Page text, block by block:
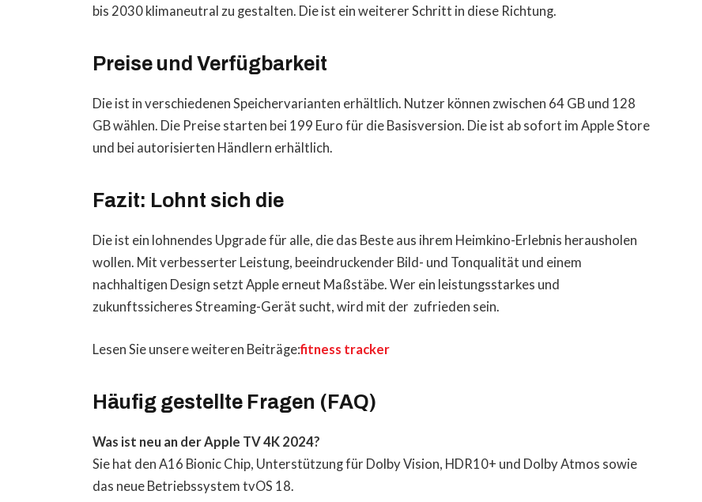
bis 2030 klimaneutral zu gestalten. Die ist ein weiterer Schritt in diese Richtung.
Preise und Verfügbarkeit
Die ist in verschiedenen Speichervarianten erhältlich. Nutzer können zwischen 64 GB und 128
GB wählen. Die Preise starten bei 199 Euro für die Basisversion. Die ist ab sofort im Apple Store
und bei autorisierten Händlern erhältlich.
Fazit: Lohnt sich die
Die ist ein lohnendes Upgrade für alle, die das Beste aus ihrem Heimkino-Erlebnis herausholen
wollen. Mit verbesserter Leistung, beeindruckender Bild- und Tonqualität und einem
nachhaltigen Design setzt Apple erneut Maßstäbe. Wer ein leistungsstarkes und
zukunftssicheres Streaming-Gerät sucht, wird mit der zufrieden sein.
Lesen Sie unsere weiteren Beiträge:fitness tracker
Häufig gestellte Fragen (FAQ)
Was ist neu an der Apple TV 4K 2024?
Sie hat den A16 Bionic Chip, Unterstützung für Dolby Vision, HDR10+ und Dolby Atmos sowie
das neue Betriebssystem tvOS 18.